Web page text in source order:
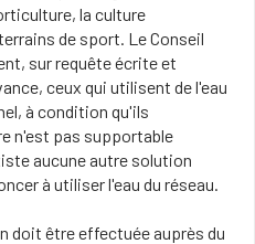
la culture
de sport. Le Conseil
sur requête écrite et
ceux qui utilisent de l'eau
à condition qu'ils
n'est pas supportable
aucune autre solution
à utiliser l'eau du réseau.
doit être effectuée auprès du